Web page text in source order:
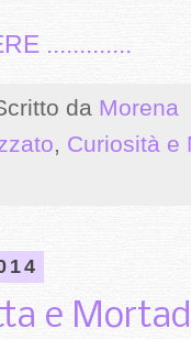
.............
da Morena
, Curiosità e
e